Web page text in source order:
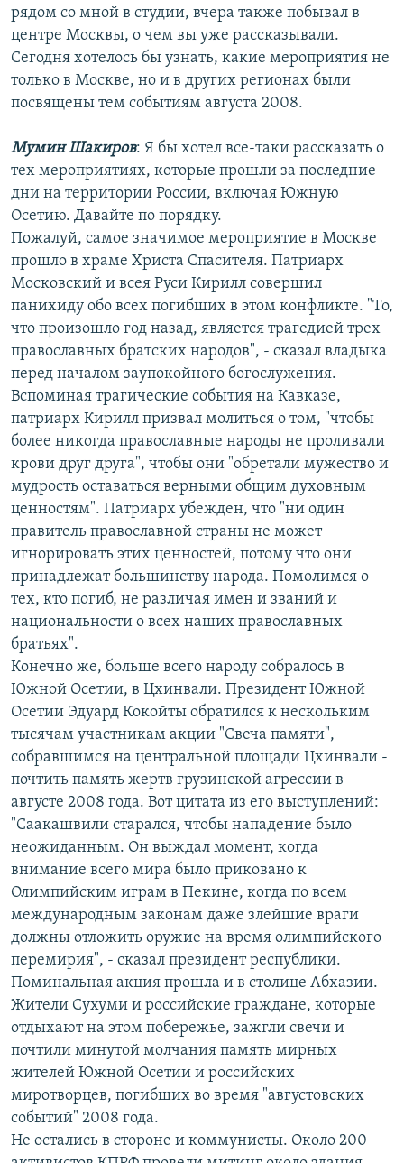
рядом со мной в студии, вчера также побывал в
центре Москвы, о чем вы уже рассказывали.
Сегодня хотелось бы узнать, какие мероприятия не
только в Москве, но и в других регионах были
посвящены тем событиям августа 2008.
Мумин Шакиров: Я бы хотел все-таки рассказать о
тех мероприятиях, которые прошли за последние
дни на территории России, включая Южную
Осетию. Давайте по порядку.
Пожалуй, самое значимое мероприятие в Москве
прошло в храме Христа Спасителя. Патриарх
Московский и всея Руси Кирилл совершил
панихиду обо всех погибших в этом конфликте. "То,
что произошло год назад, является трагедией трех
православных братских народов", - сказал владыка
перед началом заупокойного богослужения.
Вспоминая трагические события на Кавказе,
патриарх Кирилл призвал молиться о том, "чтобы
более никогда православные народы не проливали
крови друг друга", чтобы они "обретали мужество и
мудрость оставаться верными общим духовным
ценностям". Патриарх убежден, что "ни один
правитель православной страны не может
игнорировать этих ценностей, потому что они
принадлежат большинству народа. Помолимся о
тех, кто погиб, не различая имен и званий и
национальности о всех наших православных
братьях".
Конечно же, больше всего народу собралось в
Южной Осетии, в Цхинвали. Президент Южной
Осетии Эдуард Кокойты обратился к нескольким
тысячам участникам акции "Свеча памяти",
собравшимся на центральной площади Цхинвали -
почтить память жертв грузинской агрессии в
августе 2008 года. Вот цитата из его выступлений:
"Саакашвили старался, чтобы нападение было
неожиданным. Он выждал момент, когда
внимание всего мира было приковано к
Олимпийским играм в Пекине, когда по всем
международным законам даже злейшие враги
должны отложить оружие на время олимпийского
перемирия", - сказал президент республики.
Поминальная акция прошла и в столице Абхазии.
Жители Сухуми и российские граждане, которые
отдыхают на этом побережье, зажгли свечи и
почтили минутой молчания память мирных
жителей Южной Осетии и российских
миротворцев, погибших во время "августовских
событий" 2008 года.
Не остались в стороне и коммунисты. Около 200